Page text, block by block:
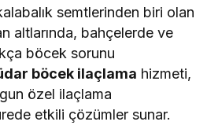
semtlerinden biri olan
altlarında, bahçelerde ve
böcek sorunu
böcek ilaçlama hizmeti,
özel ilaçlama
etkili çözümler sunar.